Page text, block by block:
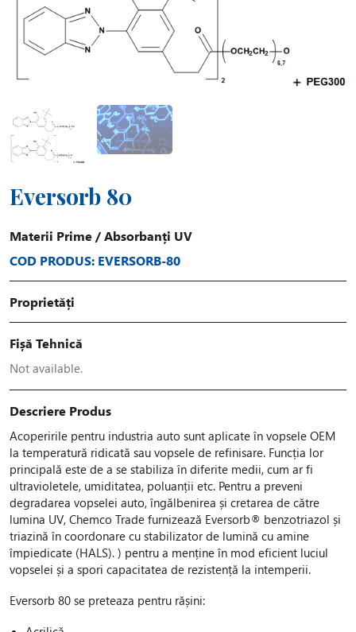
Eversorb 80
Materii Prime /Absorbanți UV
COD PRODUS: EVERSORB-80
Proprietăți
Fișă Tehnică
Not available.
Descriere Produs
Acoperirile pentru industria auto sunt aplicate în vopsele OEM
la temperatură ridicată sau vopsele de refinisare. Funcția lor
principală este de a se stabiliza în diferite medii, cum ar fi
ultravioletele, umiditatea, poluanții etc. Pentru a preveni
degradarea vopselei auto, îngălbenirea și cretarea de către
lumina UV, Chemco Trade furnizează Eversorb® benzotriazol și
triazină în coordonare cu stabilizator de lumină cu amine
împiedicate (HALS). ) pentru a menține în mod eficient luciul
vopselei și a spori capacitatea de rezistență la intemperii.
Eversorb 80 se preteaza pentru rășini: